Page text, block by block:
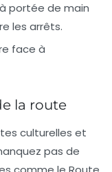
portée de main
les arrêts.
face à
la route
culturelles et
pas de